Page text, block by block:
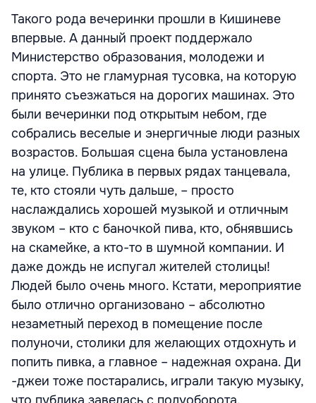
Такого рода вечеринки прошли в Кишиневе
впервые. А данный проект поддержало
Министерство образования, молодежи и
спорта. Это не гламурная тусовка, на которую
принято съезжаться на дорогих машинах. Это
были вечеринки под открытым небом, где
собрались веселые и энергичные люди разных
возрастов. Большая сцена была установлена
на улице. Публика в первых рядах танцевала,
те, кто стояли чуть дальше, – просто
наслаждались хорошей музыкой и отличным
звуком – кто с баночкой пива, кто, обнявшись
на скамейке, а кто-то в шумной компании. И
даже дождь не испугал жителей столицы!
Людей было очень много. Кстати, мероприятие
было отлично организовано – абсолютно
незаметный переход в помещение после
полуночи, столики для желающих отдохнуть и
попить пивка, а главное – надежная охрана. Ди
-джеи тоже постарались, играли такую музыку,